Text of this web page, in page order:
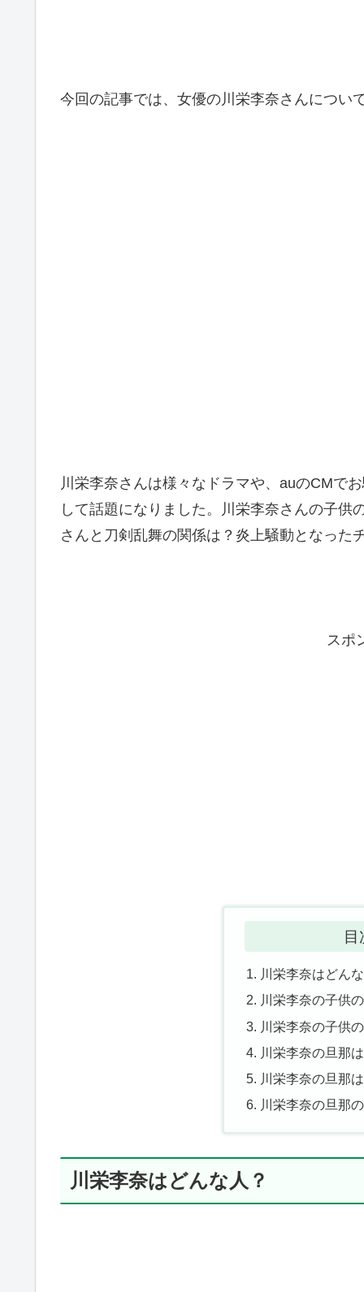
今回の記事では、女優の川栄李奈さんについ
川栄李奈さんは様々なドラマや、auのCMで
して話題になりました。川栄李奈さんの子
さんと刀剣乱舞の関係は？炎上騒動となった
スポ
目
川栄李奈はどん
川栄李奈の子供
川栄李奈の子供
川栄李奈の旦那
川栄李奈の旦那
川栄李奈の旦那
川栄李奈はどんな人？